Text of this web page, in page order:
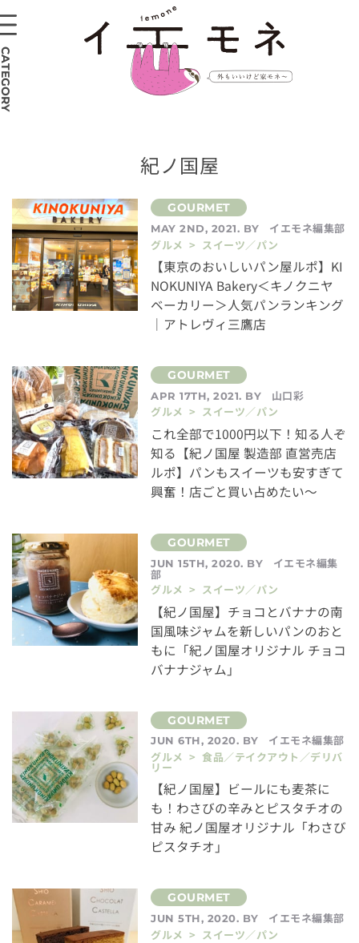
紀ノ国屋
MAY 2ND, 2021. BY
イエモネ編集部
グルメ > スイーツ／パン
【東京のおいしいパン屋ルポ】KI
NOKUNIYA Bakery＜キノクニヤ
ベーカリー＞人気パンランキング
｜アトレヴィ三鷹店
APR 17TH, 2021. BY
山口彩
グルメ > スイーツ／パン
これ全部で1000円以下！知る人ぞ
知る【紀ノ国屋 製造部 直営売店
ルポ】パンもスイーツも安すぎて
興奮！店ごと買い占めたい〜
JUN 15TH, 2020. BY イエモネ編集
部
グルメ > スイーツ／パン
【紀ノ国屋】チョコとバナナの南
国風味ジャムを新しいパンのおと
もに「紀ノ国屋オリジナル チョコ
バナナジャム」
JUN 6TH, 2020. BY
イエモネ編集部
グルメ > 食品／テイクアウト／デリバ
リー
【紀ノ国屋】ビールにも麦茶に
も！わさびの辛みとピスタチオの
甘み 紀ノ国屋オリジナル「わさび
ピスタチオ」
JUN 5TH, 2020. BY
イエモネ編集部
グルメ > スイーツ／パン